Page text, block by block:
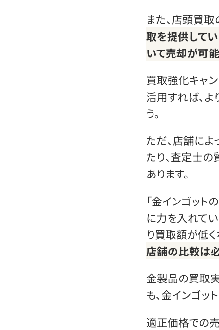
また、店頭買
取を提供して
いて売却が可能
買取強化キャ
活用すれば、
う。
ただ、店舗に
たり、査定士
あります。
「金インゴット
に力を入れて
り買取額が低
店舗の比較は
金製品の買取
も、金インゴッ
適正価格での